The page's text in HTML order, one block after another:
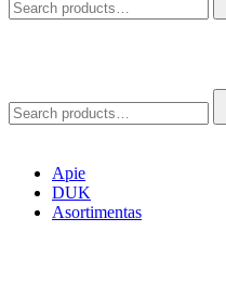
for:
for:
Apie
DUK
Asortimentas